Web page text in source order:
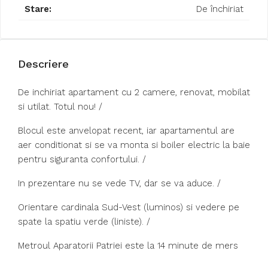
Stare: De închiriat
Descriere
De inchiriat apartament cu 2 camere, renovat, mobilat
si utilat. Totul nou! /
Blocul este anvelopat recent, iar apartamentul are
aer conditionat si se va monta si boiler electric la baie
pentru siguranta confortului. /
In prezentare nu se vede TV, dar se va aduce. /
Orientare cardinala Sud-Vest (luminos) si vedere pe
spate la spatiu verde (liniste). /
Metroul Aparatorii Patriei este la 14 minute de mers